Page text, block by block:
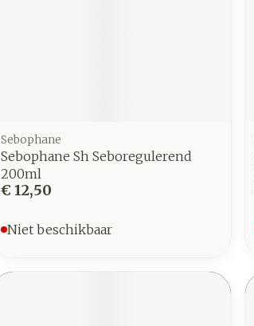
Sebophane
Sebophane Sh Seboregulerend
200ml
€ 12,50
Niet beschikbaar